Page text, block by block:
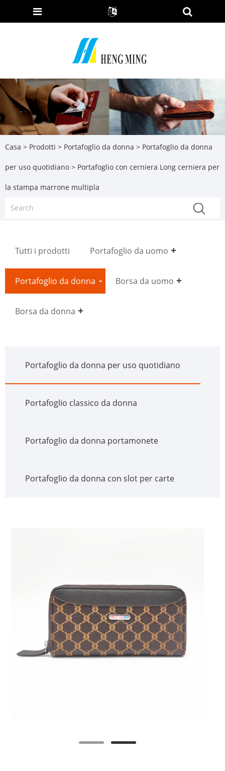
Casa > Prodotti > Portafoglio da donna > Portafoglio da donna
per uso quotidiano > Portafoglio con cerniera Long cerniera per
la stampa marrone multipla
Tutti i prodotti Portafoglio da uomo
Portafoglio da donna Borsa da uomo
Borsa da donna
Portafoglio da donna per uso quotidiano
Portafoglio classico da donna
Portafoglio da donna portamonete
Portafoglio da donna con slot per carte